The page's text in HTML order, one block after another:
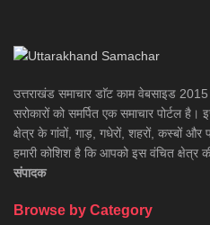
उत्तराखंड समाचार डाॅट काम वेबसाइड
सरोकारों को समर्पित एक समाचार पोर्टल
क्षेत्र के गांवों, गाड़, गधेरों, शहरों, कस्बों
हमारी कोशिश है कि आपको इस वंचित क्षेत्र
संपादक
Browse by Category